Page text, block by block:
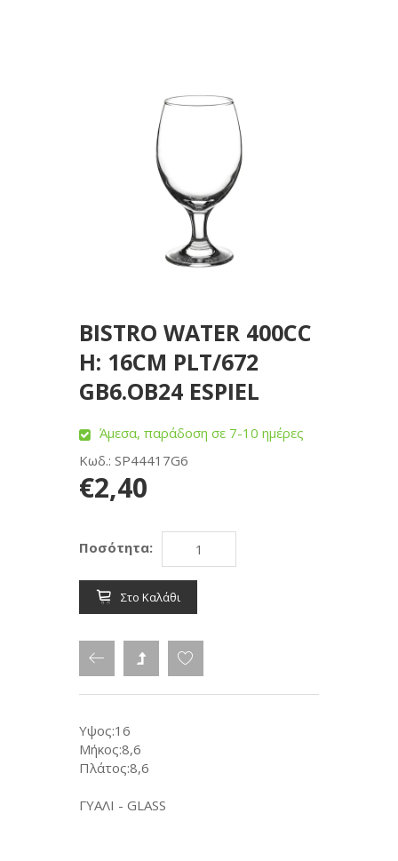
BISTRO WATER 400CC
H: 16CM PLT/672
GB6.OB24 ESPIEL
Άμεσα, παράδοση σε 7-10 ημέρες
Κωδ.: SP44417G6
€2,40
Ποσότητα:
Στο Καλάθι
Υψος:16
Μήκος:8,6
Πλάτος:8,6
ΓΥΑΛΙ - GLASS